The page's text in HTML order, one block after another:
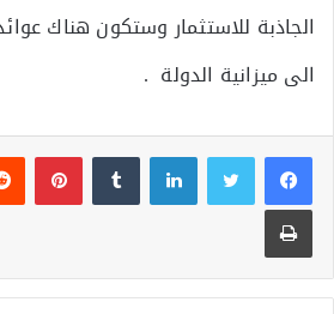
الجاذبة للاستثمار وستكون هناك
الى ميزانية الدولة .
لينكدإن
طباعة